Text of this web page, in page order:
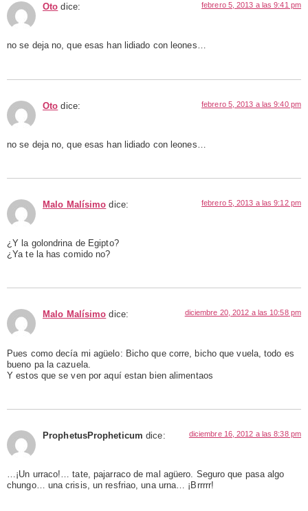
Oto dice: febrero 5, 2013 a las 9:41 pm
no se deja no, que esas han lidiado con leones…
Oto dice: febrero 5, 2013 a las 9:40 pm
no se deja no, que esas han lidiado con leones…
Malo Malísimo dice: febrero 5, 2013 a las 9:12 pm
¿Y la golondrina de Egipto?
¿Ya te la has comido no?
Malo Malísimo dice: diciembre 20, 2012 a las 10:58 pm
Pues como decía mi agüelo: Bicho que corre, bicho que vuela, todo es
bueno pa la cazuela.
Y estos que se ven por aquí estan bien alimentaos
ProphetusPropheticum dice: diciembre 16, 2012 a las 8:38 pm
…¡Un urraco!… tate, pajarraco de mal agüero. Seguro que pasa algo
chungo… una crisis, un resfriao, una urna… ¡Brrrrr!